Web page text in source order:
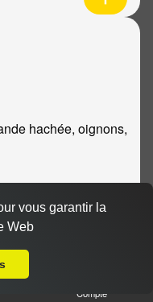
hachée, oignons,
Compte
vous garantir la
Web